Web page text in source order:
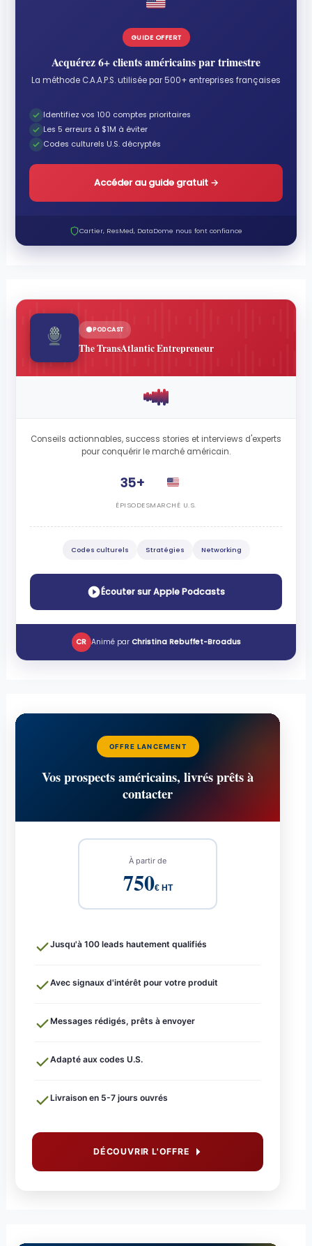
GUIDE OFFERT
Acquérez 6+ clients américains par trimestre
La méthode C.A.A.P.S. utilisée par 500+ entreprises françaises
Identifiez vos 100 comptes prioritaires
Les 5 erreurs à $1M à éviter
Codes culturels U.S. décryptés
Accéder au guide gratuit →
Cartier, ResMed, DataDome nous font confiance
PODCAST
The TransAtlantic Entrepreneur
Conseils actionnables, success stories et interviews d'experts
pour conquérir le marché américain.
35+
ÉPISODESMARCHÉ U.S.
Codes culturels Stratégies Networking
Écouter sur Apple Podcasts
CR Animé par Christina Rebuffet-Broadus
OFFRE LANCEMENT
Vos prospects américains, livrés prêts à
contacter
À partir de
750€ HT
Jusqu'à 100 leads hautement qualifiés
Avec signaux d'intérêt pour votre produit
Messages rédigés, prêts à envoyer
Adapté aux codes U.S.
Livraison en 5-7 jours ouvrés
DÉCOUVRIR L'OFFRE